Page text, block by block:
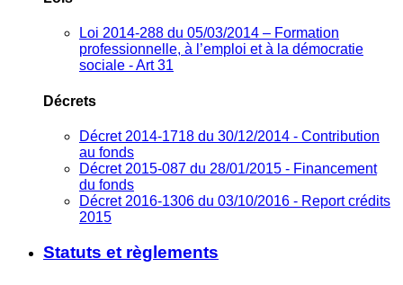
Loi 2014-288 du 05/03/2014 – Formation
professionnelle, à l’emploi et à la démocratie
sociale - Art 31
Décrets
Décret 2014-1718 du 30/12/2014 - Contribution
au fonds
Décret 2015-087 du 28/01/2015 - Financement
du fonds
Décret 2016-1306 du 03/10/2016 - Report crédits
2015
Statuts et règlements